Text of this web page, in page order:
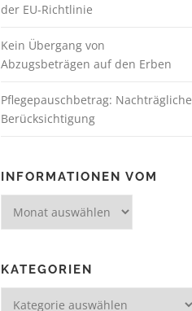
der EU-Richtlinie
Kein Übergang von
Abzugsbeträgen auf den Erben
Pflegepauschbetrag: Nachträgliche
Berücksichtigung
INFORMATIONEN VOM
KATEGORIEN